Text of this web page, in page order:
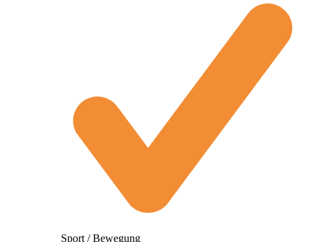
Sport / Bewegung